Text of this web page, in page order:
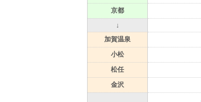
京都
↓
加賀温泉
小松
松任
金沢